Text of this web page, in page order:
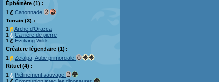
Éphémère (1) :
1
Canonnade
Terrain (3) :
1
Arche d'Orazca
1
Carrière de pierre
1
Evolving Wilds
Créature légendaire (1) :
1
Zetalpa, Aube primordiale
Rituel (4) :
1
Piétinement sauvage